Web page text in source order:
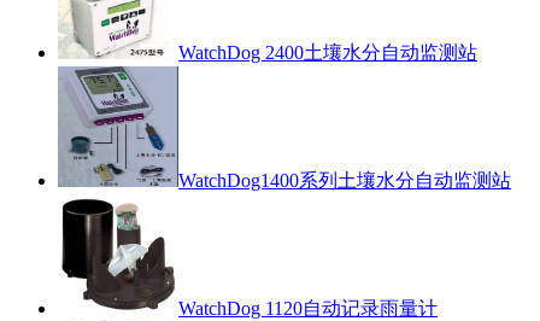
WatchDog 2400土壤水分自动监测站
WatchDog1400系列土壤水分自动监测站
WatchDog 1120自动记录雨量计